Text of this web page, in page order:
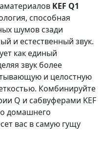
KEF Q1
способная
шумов сзади
и естественный звук.
как единый
звук более
и целостную
Комбинируйте
Q и сабвуферами KEF
домашнего
вас в самую гущу